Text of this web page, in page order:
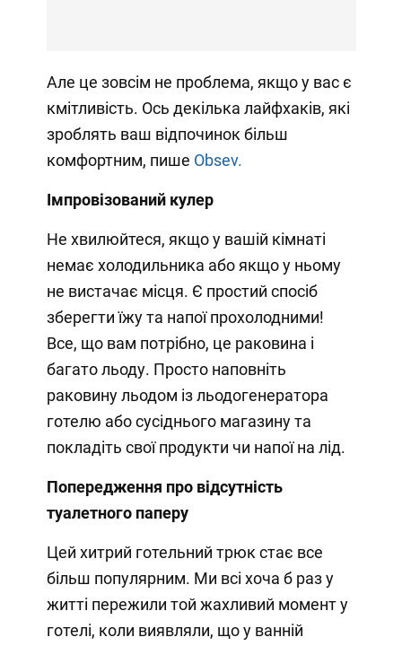
Але це зовсім не проблема, якщо у вас є
кмітливість. Ось декілька лайфхаків, які
зроблять ваш відпочинок більш
комфортним, пише Obsev.
Імпровізований кулер
Не хвилюйтеся, якщо у вашій кімнаті
немає холодильника або якщо у ньому
не вистачає місця. Є простий спосіб
зберегти їжу та напої прохолодними!
Все, що вам потрібно, це раковина і
багато льоду. Просто наповніть
раковину льодом із льодогенератора
готелю або сусіднього магазину та
покладіть свої продукти чи напої на лід.
Попередження про відсутність
туалетного паперу
Цей хитрий готельний трюк стає все
більш популярним. Ми всі хоча б раз у
житті пережили той жахливий момент у
готелі, коли виявляли, що у ванній